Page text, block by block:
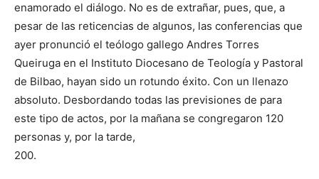
enamorado el diálogo. No es de extrañar, pues, que, a
pesar de las reticencias de algunos, las conferencias que
ayer pronunció el teólogo gallego Andres Torres
Queiruga en el Instituto Diocesano de Teología y Pastoral
de Bilbao, hayan sido un rotundo éxito. Con un llenazo
absoluto. Desbordando todas las previsiones de para
este tipo de actos, por la mañana se congregaron 120
personas y, por la tarde,
200.